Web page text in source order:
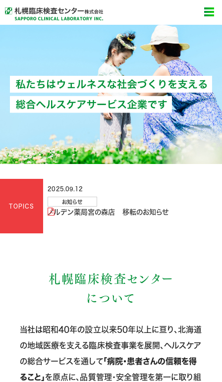
TOPICS
2025.09.12
お知らせ
ノルデン薬局宮の森店 移転のお知らせ
札幌臨床検査センター
について
当社は昭和40年の設立以来50年以上に亘り、北海道
の地域医療を支える臨床検査事業を展開、ヘルスケア
の総合サービスを通して「病院・患者さんの信頼を得
ること」を原点に、品質管理・安全管理を第一に取り組